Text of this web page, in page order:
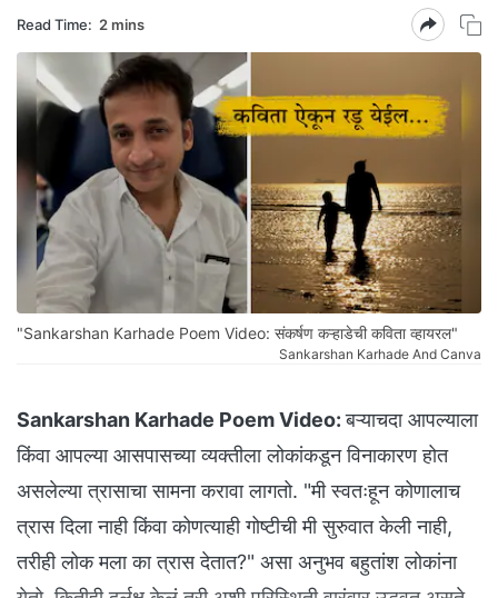
Read Time: 2 mins
"Sankarshan Karhade Poem Video: संकर्षण कऱ्हाडेची कविता व्हायरल"
Sankarshan Karhade And Canva
Sankarshan Karhade Poem Video:बऱ्याचदा आपल्याला
किंवा आपल्या आसपासच्या व्यक्तीला लोकांकडून विनाकारण होत
असलेल्या त्रासाचा सामना करावा लागतो. "मी स्वतःहून कोणालाच
त्रास दिला नाही किंवा कोणत्याही गोष्टीची मी सुरुवात केली नाही,
तरीही लोक मला का त्रास देतात?" असा अनुभव बहुतांश लोकांना